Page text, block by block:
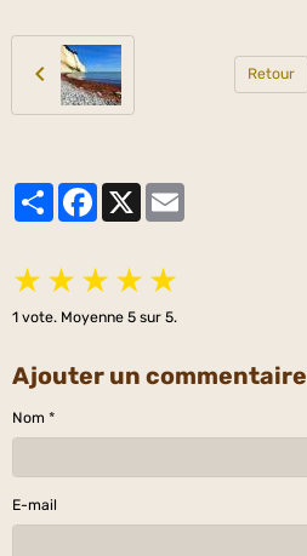
Retour
PartagerFacebook
★ ★ ★ ★ ★
1 vote. Moyenne 5 sur 5.
Ajouter un commentaire
Nom
E-mail